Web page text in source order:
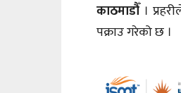
काठमाडौँ ।
पक्राउ गरेको छ ।